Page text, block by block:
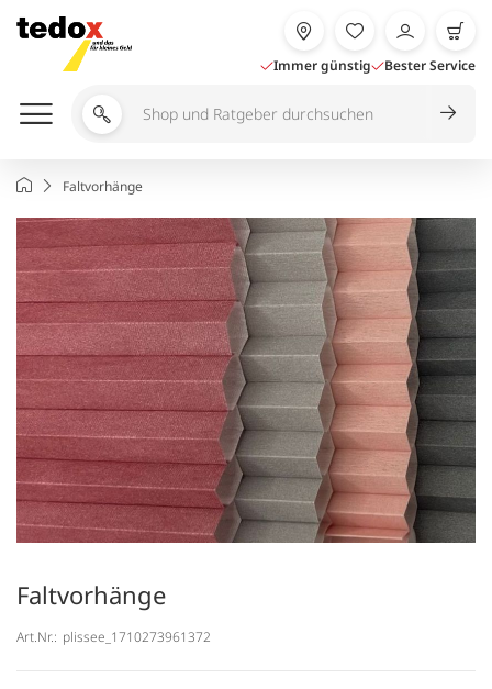
Inhalt
springen
Immer günstig Bester Service
Shop
durchsuchen
StartseiteFaltvorhänge
Faltvorhänge
Art.Nr.: plissee_1710273961372